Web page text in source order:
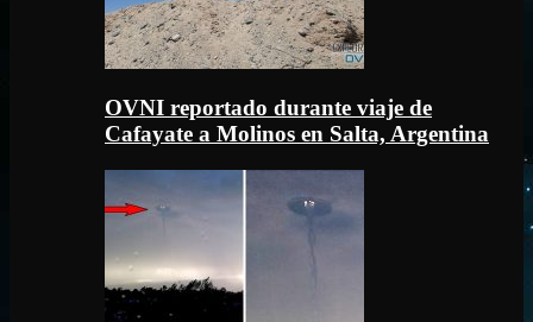
OVNI reportado durante viaje de
Cafayate a Molinos en Salta, Argentina